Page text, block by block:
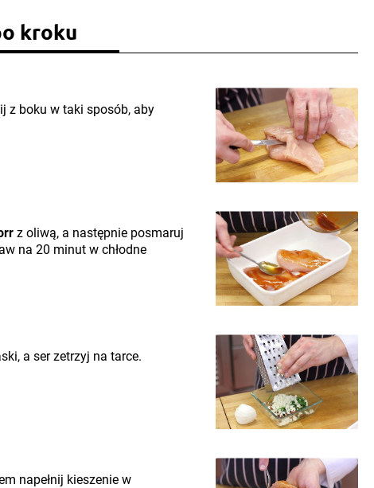
kroku
z boku w taki sposób, aby
z oliwą, a następnie posmaruj
na 20 minut w chłodne
a ser zetrzyj na tarce.
napełnij kieszenie w